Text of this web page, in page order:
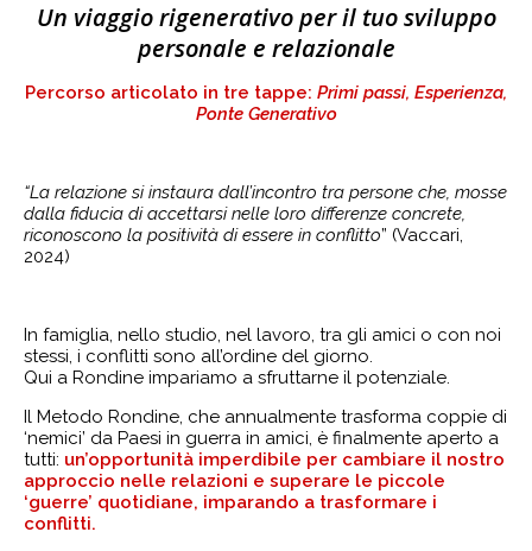
Un viaggio rigenerativo per il tuo sviluppo
personale e relazionale
Percorso articolato in tre tappe: Primi passi, Esperienza,
Ponte Generativo
“La relazione si instaura dall’incontro tra persone che, mosse
dalla fiducia di accettarsi nelle loro differenze concrete,
riconoscono la positività di essere in conflitto” (Vaccari,
2024)
In famiglia, nello studio, nel lavoro, tra gli amici o con noi
stessi, i conflitti sono all’ordine del giorno.
Qui a Rondine impariamo a sfruttarne il potenziale.
Il Metodo Rondine, che annualmente trasforma coppie di
‘nemici’ da Paesi in guerra in amici, è finalmente aperto a
tutti: un’opportunità imperdibile per cambiare il nostro
approccio nelle relazioni e superare le piccole
‘guerre’ quotidiane, imparando a trasformare i
conflitti.